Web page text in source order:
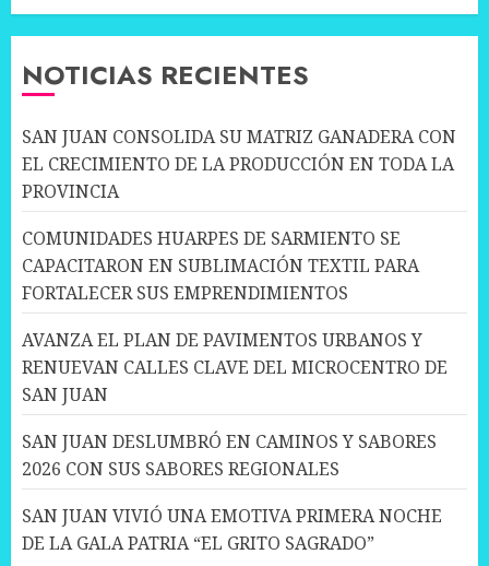
NOTICIAS RECIENTES
SAN JUAN CONSOLIDA SU MATRIZ GANADERA CON
EL CRECIMIENTO DE LA PRODUCCIÓN EN TODA LA
PROVINCIA
COMUNIDADES HUARPES DE SARMIENTO SE
CAPACITARON EN SUBLIMACIÓN TEXTIL PARA
FORTALECER SUS EMPRENDIMIENTOS
AVANZA EL PLAN DE PAVIMENTOS URBANOS Y
RENUEVAN CALLES CLAVE DEL MICROCENTRO DE
SAN JUAN
SAN JUAN DESLUMBRÓ EN CAMINOS Y SABORES
2026 CON SUS SABORES REGIONALES
SAN JUAN VIVIÓ UNA EMOTIVA PRIMERA NOCHE
DE LA GALA PATRIA “EL GRITO SAGRADO”